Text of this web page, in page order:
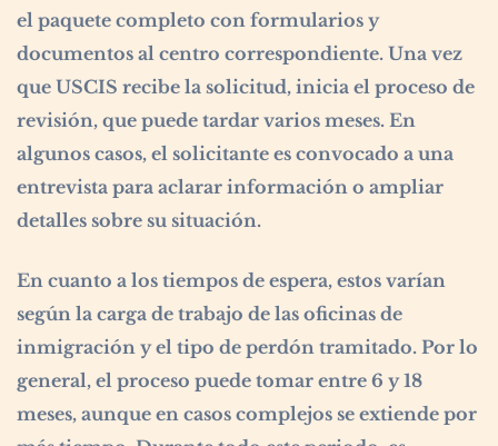
el paquete completo con formularios y
documentos al centro correspondiente. Una vez
que USCIS recibe la solicitud, inicia el proceso de
revisión, que puede tardar varios meses. En
algunos casos, el solicitante es convocado a una
entrevista para aclarar información o ampliar
detalles sobre su situación.
En cuanto a los tiempos de espera, estos varían
según la carga de trabajo de las oficinas de
inmigración y el tipo de perdón tramitado. Por lo
general, el proceso puede tomar entre 6 y 18
meses, aunque en casos complejos se extiende por